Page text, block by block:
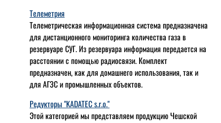
Телеметрия
Телеметрическая информационная система предназначена
для дистанционного мониторинга количества газа в
резервуаре СУГ. Из резервуара информация передается на
расстоянии с помощью радиосвязи. Комплект
предназначен, как для домашнего использования, так и
для АГЗС и промышленных объектов.
Редукторы "KADATEC s.r.o."
Этой категорией мы представляем продукцию Чешской